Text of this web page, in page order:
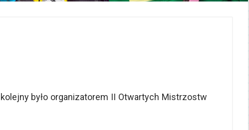
było organizatorem II Otwartych Mistrzostw